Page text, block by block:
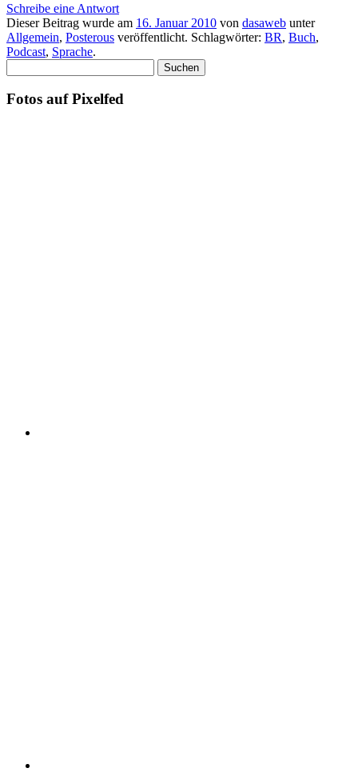
Schreibe eine Antwort
Dieser Beitrag wurde am 16. Januar 2010 von dasaweb unter
Allgemein, Posterous veröffentlicht. Schlagwörter: BR, Buch,
Podcast, Sprache.
nach:
Fotos auf Pixelfed